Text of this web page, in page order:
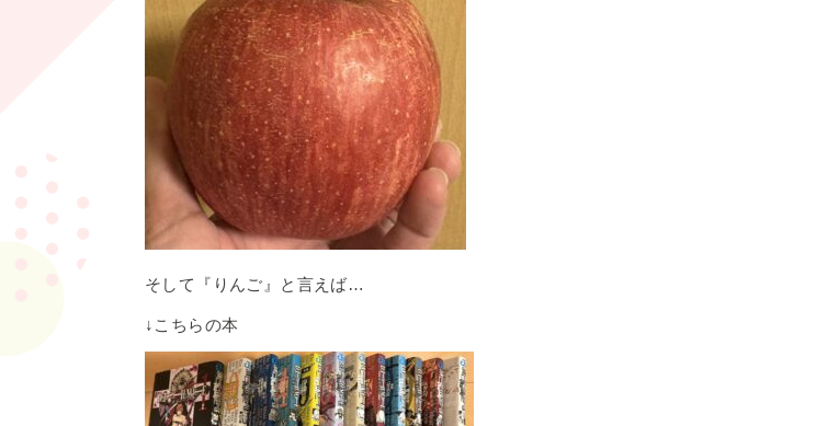
そして『りんご』と言えば…
↓こちらの本